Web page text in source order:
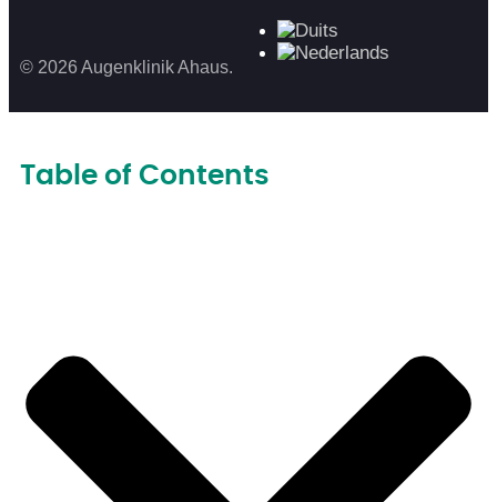
© 2026 Augenklinik Ahaus.
Table of Contents